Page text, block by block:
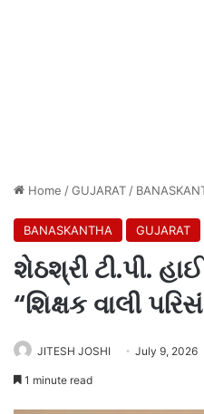
Home /GUJARAT /
BANASKANTHA GUJARAT
શેઠશ્રી ટી.પી.
“શિક્ષક વાલી
JITESH JOSHI July 9, 2026
1 minute read